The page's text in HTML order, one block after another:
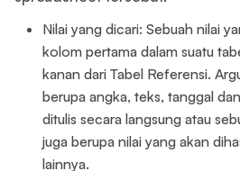
Nilai yang dicari: Sebuah nilai
kolom pertama dalam suatu
kanan dari Tabel Referensi.
berupa angka, teks, tanggal
ditulis secara langsung atau
juga berupa nilai yang akan
lainnya.